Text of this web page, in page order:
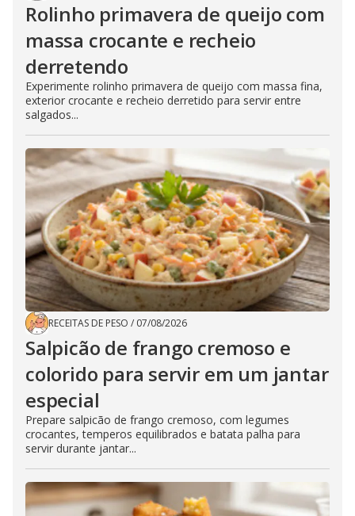
Rolinho primavera de queijo com
massa crocante e recheio
derretendo
Experimente rolinho primavera de queijo com massa fina,
exterior crocante e recheio derretido para servir entre
salgados...
RECEITAS DE PESO / 07/08/2026
Salpicão de frango cremoso e
colorido para servir em um jantar
especial
Prepare salpicão de frango cremoso, com legumes
crocantes, temperos equilibrados e batata palha para
servir durante jantar...